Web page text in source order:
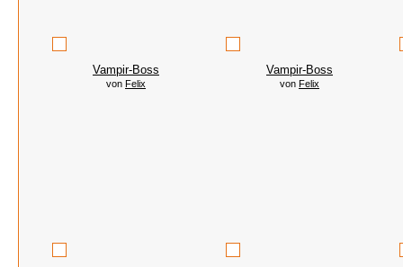
Vampir-Boss
von Felix
Vampir-Boss
von Felix